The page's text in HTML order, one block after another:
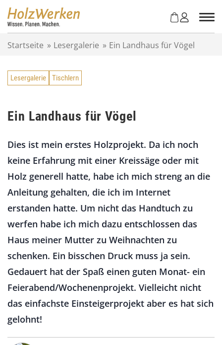
Startseite » Lesergalerie » Ein Landhaus für Vögel
Lesergalerie Tischlern
Ein Landhaus für Vögel
Dies ist mein erstes Holzprojekt. Da ich noch
keine Erfahrung mit einer Kreissäge oder mit
Holz generell hatte, habe ich mich streng an die
Anleitung gehalten, die ich im Internet
erstanden hatte. Um nicht das Handtuch zu
werfen habe ich mich dazu entschlossen das
Haus meiner Mutter zu Weihnachten zu
schenken. Ein bisschen Druck muss ja sein.
Gedauert hat der Spaß einen guten Monat- ein
Feierabend/Wochenenprojekt. Vielleicht nicht
das einfachste Einsteigerprojekt aber es hat sich
gelohnt!